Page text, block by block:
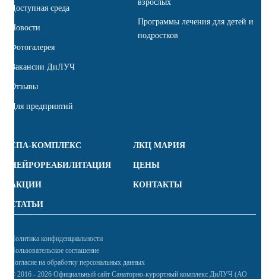
Доступная среда
Новости
Фотогалерея
Вакансии ДиЛУЧ
Отзывы
Для предприятий
взрослых
Программы лечения для детей и
подростков
СПА-КОМПЛЕКС ЛКЦ МАРИЯ
НЕЙРОРЕАБИЛИТАЦИЯ ЦЕНЫ
АКЦИИ КОНТАКТЫ
СТАТЬИ
Политика конфиденциальности
Пользовательское соглашение
Согласие на обработку персональных данных
© 2016 - 2026 Официальный сайт Санаторно-курортный комплекс ДиЛУЧ (АО